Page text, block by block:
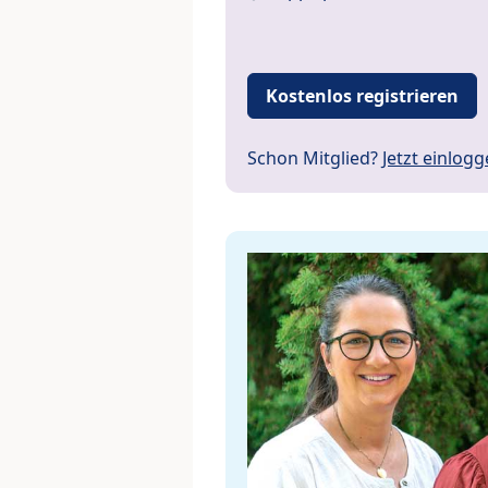
Kostenlos registrieren
Schon Mitglied? Jetzt